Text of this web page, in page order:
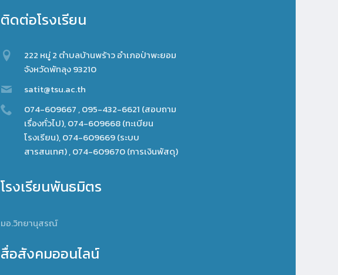
ติดต่อโรงเรียน
222 หมู่ 2 ตำบลบ้านพร้าว อำเภอป่าพะยอม
จังหวัดพัทลุง 93210
satit@tsu.ac.th
074-609667 , 095-432-6621 (สอบถาม
เรื่องทั่วไป), 074-609668 (ทะเบียน
โรงเรียน), 074-609669 (ระบบ
สารสนเทศ) , 074-609670 (การเงินพัสดุ)
โรงเรียนพันธมิตร
มอ.วิทยานุสรณ์
สื่อสังคมออนไลน์